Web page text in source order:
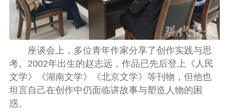
座谈会上，多位青年作家分享了创作实践与思
考。2002年出生的赵志远，作品已先后登上《人民
文学》《湖南文学》《北京文学》等刊物，但他也
坦言自己在创作中仍面临讲故事与塑造人物的困
惑。